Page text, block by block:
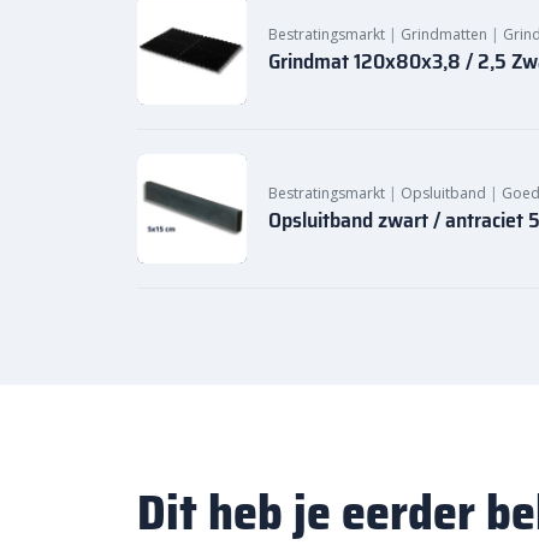
Bestratingsmarkt | Grindmatten |
Grindmat 120x80x3,8 / 2,5
Bestratingsmarkt | Opsluitband |
Opsluitband zwart / antraciet
Dit heb je eerder